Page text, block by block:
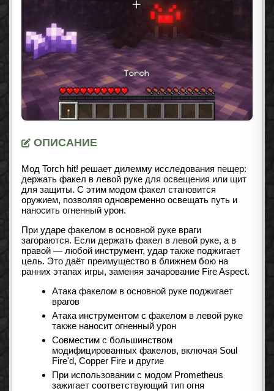
ОПИСАНИЕ
Мод Torch hit! решает дилемму исследования пещер:
держать факел в левой руке для освещения или щит
для защиты. С этим модом факел становится
оружием, позволяя одновременно освещать путь и
наносить огненный урон.
При ударе факелом в основной руке враги
загораются. Если держать факел в левой руке, а в
правой — любой инструмент, удар также поджигает
цель. Это даёт преимущество в ближнем бою на
ранних этапах игры, заменяя зачарование Fire Aspect.
Атака факелом в основной руке поджигает
врагов
Атака инструментом с факелом в левой руке
также наносит огненный урон
Совместим с большинством
модифицированных факелов, включая Soul
Fire'd, Copper Fire и другие
При использовании с модом Prometheus
зажигает соответствующий тип огня